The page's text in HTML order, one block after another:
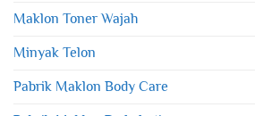
Maklon Toner Wajah
Minyak Telon
Pabrik Maklon Body Care